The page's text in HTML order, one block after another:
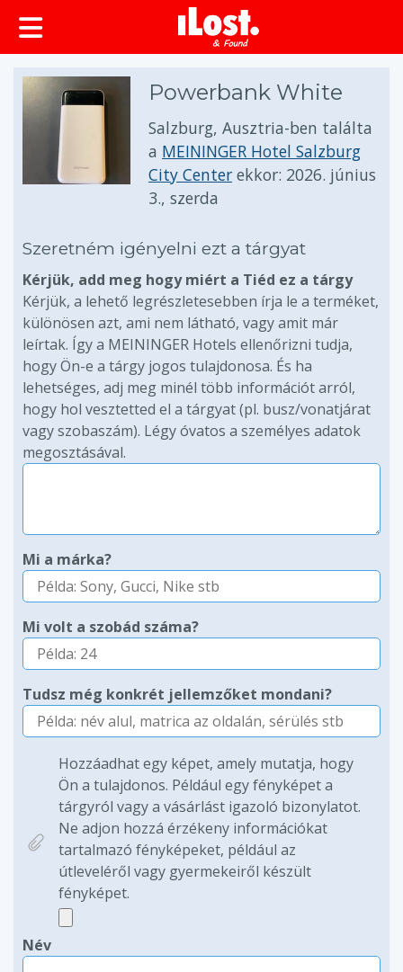
Powerbank White
Salzburg, Ausztria-ben találta
a MEININGER Hotel Salzburg
City Center ekkor: 2026. június
3., szerda
Szeretném igényelni ezt a tárgyat
Kérjük, add meg hogy miért a Tiéd ez a tárgy
Kérjük, a lehető legrészletesebben írja le a terméket,
különösen azt, ami nem látható, vagy amit már
leírtak. Így a MEININGER Hotels ellenőrizni tudja,
hogy Ön-e a tárgy jogos tulajdonosa. És ha
lehetséges, adj meg minél több információt arról,
hogy hol vesztetted el a tárgyat (pl. busz/vonatjárat
vagy szobaszám). Légy óvatos a személyes adatok
megosztásával.
Mi a márka?
Mi volt a szobád száma?
Tudsz még konkrét jellemzőket mondani?
Hozzáadhat egy képet, amely mutatja, hogy
Ön a tulajdonos. Például egy fényképet a
tárgyról vagy a vásárlást igazoló bizonylatot.
Ne adjon hozzá érzékeny információkat
tartalmazó fényképeket, például az
útleveléről vagy gyermekeiről készült
fényképet.
Név